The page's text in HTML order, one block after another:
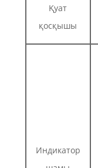
Қуат
қосқышы
Индикатор